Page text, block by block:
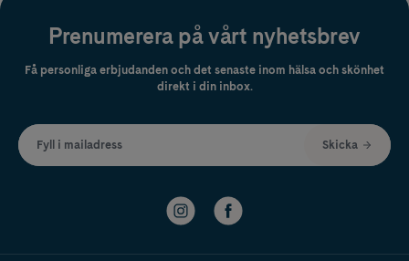
Prenumerera på vårt nyhetsbrev
Få personliga erbjudanden och det senaste inom hälsa och skönhet
direkt i din inbox.
Fyll i mailadress Skicka